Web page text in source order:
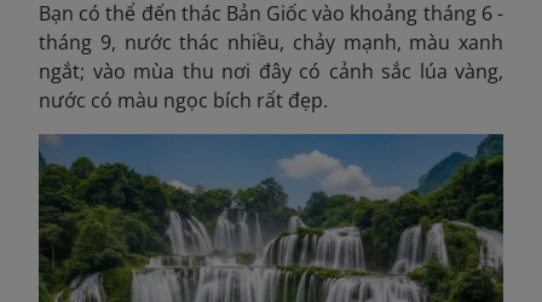
Bạn có thể đến thác Bản Giốc vào khoảng tháng 6 -
tháng 9, nước thác nhiều, chảy mạnh, màu xanh
ngắt; vào mùa thu nơi đây có cảnh sắc lúa vàng,
nước có màu ngọc bích rất đẹp.